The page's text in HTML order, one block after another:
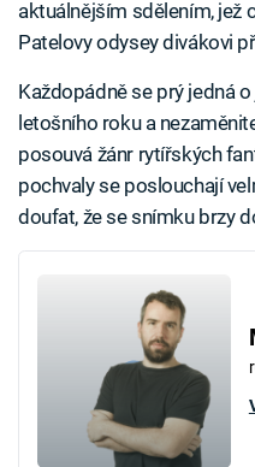
aktuálnějším sdělením, jež
Patelovy odysey divákovi
Každopádně se prý jedná
letošního roku a
posouvá žánr rytířských
pochvaly se poslouchají
doufat, že se snímku brzy